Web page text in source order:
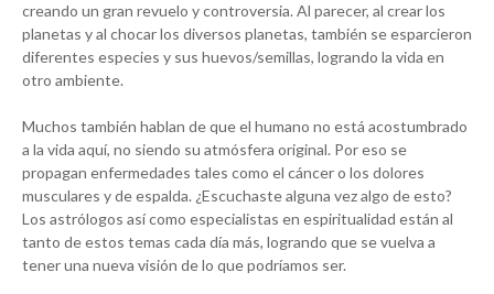
creando un gran revuelo y controversia. Al parecer, al crear los
planetas y al chocar los diversos planetas, también se esparcieron
diferentes especies y sus huevos/semillas, logrando la vida en
otro ambiente.
Muchos también hablan de que el humano no está acostumbrado
a la vida aquí, no siendo su atmósfera original. Por eso se
propagan enfermedades tales como el cáncer o los dolores
musculares y de espalda. ¿Escuchaste alguna vez algo de esto?
Los astrólogos así como especialistas en espiritualidad están al
tanto de estos temas cada día más, logrando que se vuelva a
tener una nueva visión de lo que podríamos ser.